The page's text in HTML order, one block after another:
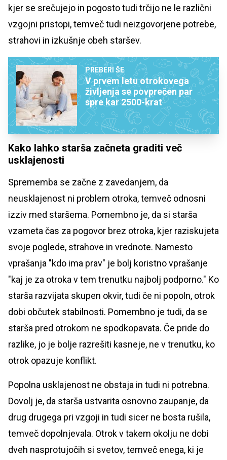
kjer se srečujejo in pogosto tudi trčijo ne le različni
vzgojni pristopi, temveč tudi neizgovorjene potrebe,
strahovi in izkušnje obeh staršev.
PREBERI ŠE
V prvem letu otrokovega
življenja se povprečen par
spre kar 2500-krat
Kako lahko starša začneta graditi več
usklajenosti
Sprememba se začne z zavedanjem, da
neusklajenost ni problem otroka, temveč odnosni
izziv med staršema. Pomembno je, da si starša
vzameta čas za pogovor brez otroka, kjer raziskujeta
svoje poglede, strahove in vrednote. Namesto
vprašanja "kdo ima prav" je bolj koristno vprašanje
"kaj je za otroka v tem trenutku najbolj podporno." Ko
starša razvijata skupen okvir, tudi če ni popoln, otrok
dobi občutek stabilnosti. Pomembno je tudi, da se
starša pred otrokom ne spodkopavata. Če pride do
razlike, jo je bolje razrešiti kasneje, ne v trenutku, ko
otrok opazuje konflikt.
Popolna usklajenost ne obstaja in tudi ni potrebna.
Dovolj je, da starša ustvarita osnovno zaupanje, da
drug drugega pri vzgoji in tudi sicer ne bosta rušila,
temveč dopolnjevala. Otrok v takem okolju ne dobi
dveh nasprotujočih si svetov, temveč enega, ki je